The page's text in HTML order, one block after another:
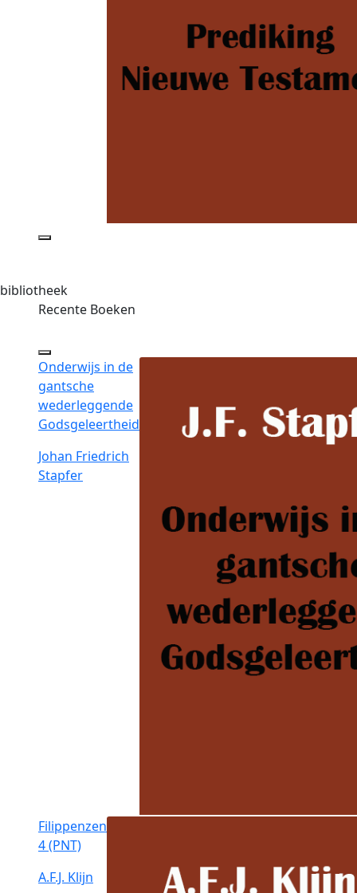
bibliotheek
Recente Boeken
Onderwijs in de
gantsche
wederleggende
Godsgeleertheid
Johan Friedrich
Stapfer
Filippenzen
4 (PNT)
A.F.J. Klijn